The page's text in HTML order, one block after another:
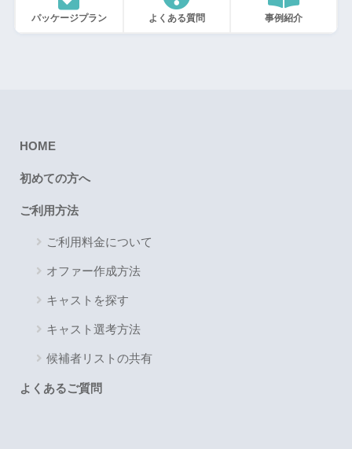
パッケージプラン よくある質問 事例紹介
HOME
初めての方へ
ご利用方法
ご利用料金について
オファー作成方法
キャストを探す
キャスト選考方法
候補者リストの共有
よくあるご質問